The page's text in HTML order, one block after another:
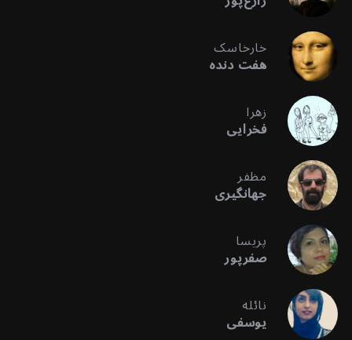
خارخاسک
هفت دنده
زهرا
فخرایی
مظفر
جهانگیری
پریسا
صفرپور
نائله
یوسفی